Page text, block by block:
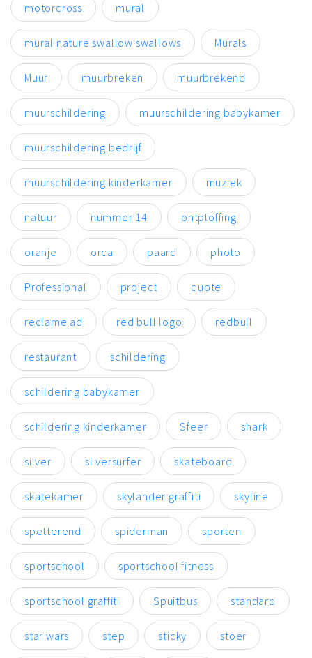
motorcross mural
mural nature swallow swallows Murals
Muur muurbreken muurbrekend
muurschildering muurschildering babykamer
muurschildering bedrijf
muurschildering kinderkamer muziek
natuur nummer 14 ontploffing
oranje orca paard photo
Professional project quote
reclame ad red bull logo redbull
restaurant schildering
schildering babykamer
schildering kinderkamer Sfeer shark
silver silversurfer skateboard
skatekamer skylander graffiti skyline
spetterend spiderman sporten
sportschool sportschool fitness
sportschool graffiti Spuitbus standard
star wars step sticky stoer